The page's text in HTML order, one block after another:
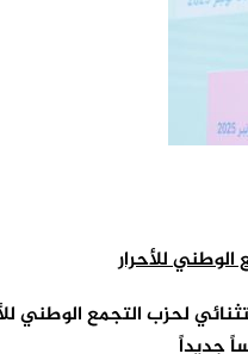
للأحرار
لحزب التجمع الوطني
جديداً